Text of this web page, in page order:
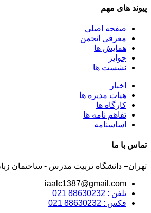
پیوند های مهم
صفحه اصلی
معرفی انجمن
همایش ها
جوایز
نشست ها
اخبار
هیات مدیره ها
کارگاه ها
تفاهم نامه ها
اساسنامه
تماس با ما
تهران– دانشگاه تربیت مدرس - ساختمان
iaalc1387@gmail.com
تلفن : 88630232 021
فکس : 88630232 021